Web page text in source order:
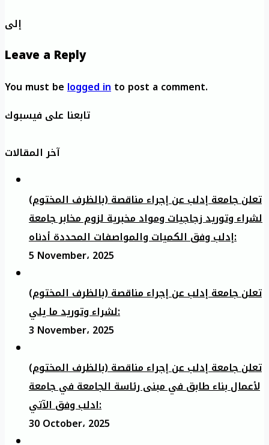
إلى
Leave a Reply
You must belogged into post a comment.
تابعنا على فيسبوك
آخر المقالات
تعلن جامعة إدلب عن إجراء مناقصة (بالظرف المختوم)
لشراء وتوريد زجاجيات ومواد مخبرية لزوم مخابر جامعة
إدلب وفق الكميات والمواصفات المحددة أدناه:
5 November، 2025
تعلن جامعة إدلب عن إجراء مناقصة (بالظرف المختوم)
لشراء وتوريد ما يلي:
3 November، 2025
تعلن جامعة إدلب عن إجراء مناقصة (بالظرف المختوم)
لأعمال بناء طابق في مبنى رئاسة الجامعة في جامعة
ادلب وفق الآتي:
30 October، 2025